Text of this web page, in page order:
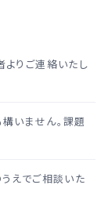
りご連絡いたし
いません。課題
えでご相談いた